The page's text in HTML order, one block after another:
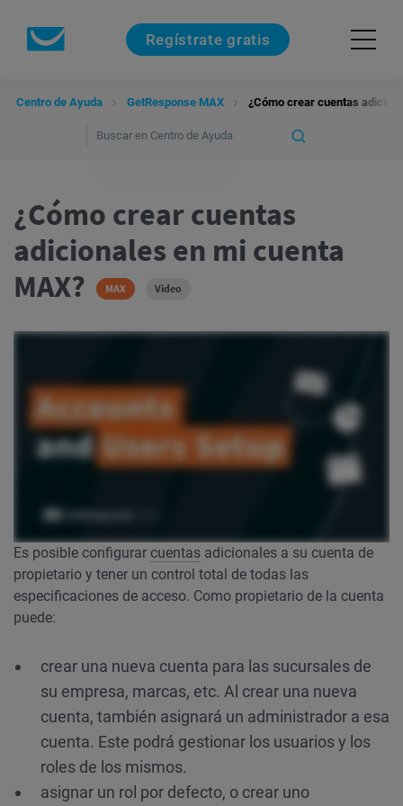
Regístrate gratis
Centro de Ayuda GetResponse MAX ¿Cómo crear cuentas
¿Cómo crear cuentas
adicionales en mi cuenta
MAX?
MAX Video
Es posible configurar cuentas adicionales a su cuenta de
propietario y tener un control total de todas las
especificaciones de acceso. Como propietario de la cuenta
puede:
crear una nueva cuenta para las sucursales de
su empresa, marcas, etc. Al crear una nueva
cuenta, también asignará un administrador a esa
cuenta. Este podrá gestionar los usuarios y los
roles de los mismos.
asignar un rol por defecto, o crear uno